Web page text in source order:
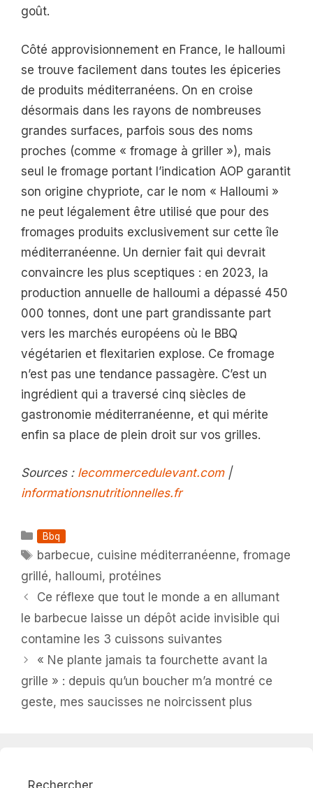
goût.
Côté approvisionnement en France, le halloumi
se trouve facilement dans toutes les épiceries
de produits méditerranéens. On en croise
désormais dans les rayons de nombreuses
grandes surfaces, parfois sous des noms
proches (comme « fromage à griller »), mais
seul le fromage portant l’indication AOP garantit
son origine chypriote, car le nom « Halloumi »
ne peut légalement être utilisé que pour des
fromages produits exclusivement sur cette île
méditerranéenne. Un dernier fait qui devrait
convaincre les plus sceptiques : en 2023, la
production annuelle de halloumi a dépassé 450
000 tonnes, dont une part grandissante part
vers les marchés européens où le BBQ
végétarien et flexitarien explose. Ce fromage
n’est pas une tendance passagère. C’est un
ingrédient qui a traversé cinq siècles de
gastronomie méditerranéenne, et qui mérite
enfin sa place de plein droit sur vos grilles.
Sources : lecommercedulevant.com|
informationsnutritionnelles.fr
Catégories
Bbq
Étiquettes
barbecue, cuisine méditerranéenne,fromage
grillé, halloumi, protéines
Ce réflexe que tout le monde a en allumant
le barbecue laisse un dépôt acide invisible qui
contamine les 3 cuissons suivantes
« Ne plante jamais ta fourchette avant la
grille » : depuis qu’un boucher m’a montré ce
geste, mes saucisses ne noircissent plus